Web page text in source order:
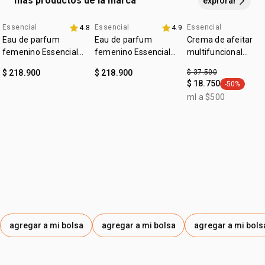
4u al 40%
Essencial 4.8
Eau de parfum
femenino Essencial
$ 218.900
agregar a mi bolsa
4u al 40%
Essencial 4.9
Eau de parfum
femenino Essencial
$ 218.900
agregar a mi bolsa
outlet
Essencial
Crema de afeitar
multifuncional
$ 37.500
$ 18.750 general.tag
-50%
ml a $500
agregar a mi